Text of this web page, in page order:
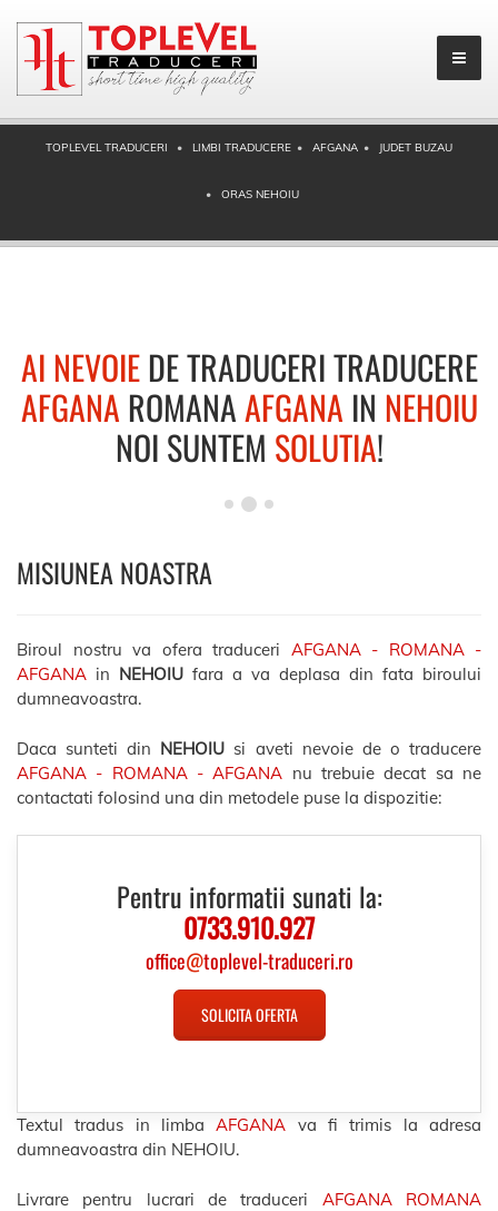
TOPLEVEL TRADUCERI LIMBI TRADUCERE AFGANA JUDET BUZAU
ORAS NEHOIU
AI NEVOIEDE TRADUCERI TRADUCERE
AFGANA ROMANAAFGANA IN NEHOIU
NOI SUNTEM SOLUTIA!
MISIUNEA NOASTRA
Biroul nostru va ofera traduceri AFGANA - ROMANA -
AFGANA in NEHOIU fara a va deplasa din fata biroului
dumneavoastra.
Daca sunteti din NEHOIU si aveti nevoie de o traducere
AFGANA - ROMANA - AFGANA nu trebuie decat sa ne
contactati folosind una din metodele puse la dispozitie:
Pentru informatii sunati la:
0733.910.927
office@toplevel-traduceri.ro
SOLICITA OFERTA
Textul tradus in limbaAFGANA va fi trimis la adresa
dumneavoastra din NEHOIU.
Livrare pentru lucrari de traduceri AFGANA ROMANA